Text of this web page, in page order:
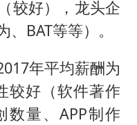
较好），龙头企
BAT等等）。
年平均薪酬为
较好（软件著作
数量、APP制作